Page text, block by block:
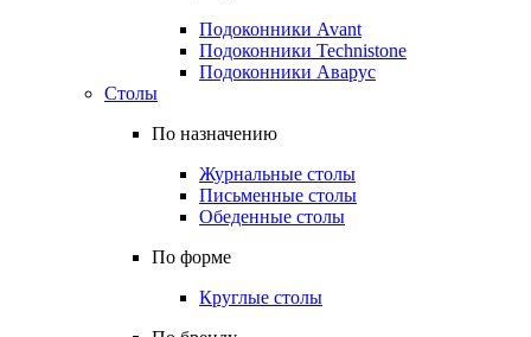
Подоконники Avant
Подоконники Technistone
Подоконники Аварус
Столы
По назначению
Журнальные столы
Письменные столы
Обеденные столы
По форме
Круглые столы